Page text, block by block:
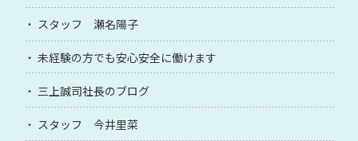
スタッフ 瀬名陽子
未経験の方でも安心安全に働けます
三上誠司社長のブログ
スタッフ 今井里菜